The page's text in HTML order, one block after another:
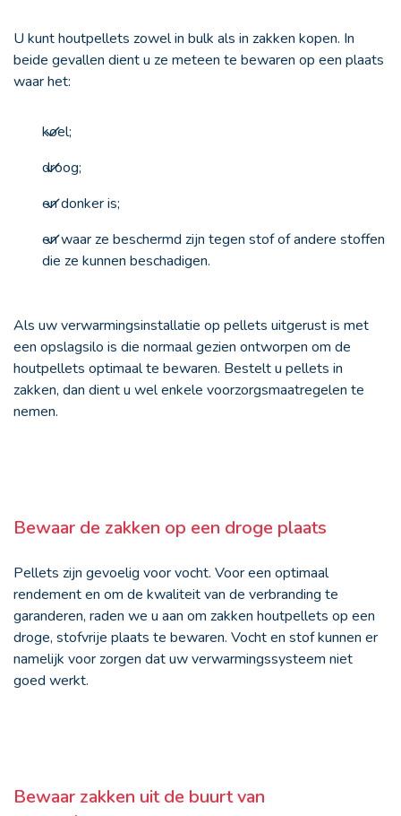
U kunt houtpellets zowel in bulk als in zakken kopen. In
beide gevallen dient u ze meteen te bewaren op een plaats
waar het:
koel;
droog;
en donker is;
en waar ze beschermd zijn tegen stof of andere stoffen
die ze kunnen beschadigen.
Als uw verwarmingsinstallatie op pellets uitgerust is met
een opslagsilo is die normaal gezien ontworpen om de
houtpellets optimaal te bewaren. Bestelt u pellets in
zakken, dan dient u wel enkele voorzorgsmaatregelen te
nemen.
Bewaar de zakken op een droge plaats
Pellets zijn gevoelig voor vocht. Voor een optimaal
rendement en om de kwaliteit van de verbranding te
garanderen, raden we u aan om zakken houtpellets op een
droge, stofvrije plaats te bewaren. Vocht en stof kunnen er
namelijk voor zorgen dat uw verwarmingssysteem niet
goed werkt.
Bewaar zakken uit de buurt van